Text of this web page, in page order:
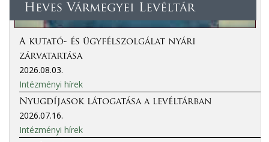
Heves Vármegyei Levéltár
A kutató- és ügyfélszolgálat nyári
zárvatartása
2026.08.03.
Intézményi hírek
Nyugdíjasok látogatása a levéltárban
2026.07.16.
Intézményi hírek